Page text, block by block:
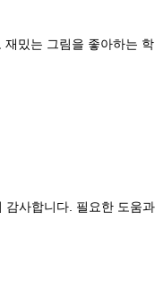
밌는 그림을 좋아하는
사합니다. 필요한 도움